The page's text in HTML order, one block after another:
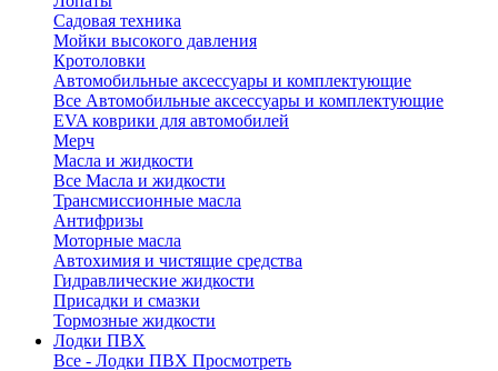
Садовая техника
Мойки высокого давления
Кротоловки
Автомобильные аксессуары и комплектующие
Все Автомобильные аксессуары и комплектующие
EVA коврики для автомобилей
Мерч
Масла и жидкости
Все Масла и жидкости
Трансмиссионные масла
Антифризы
Моторные масла
Автохимия и чистящие средства
Гидравлические жидкости
Присадки и смазки
Тормозные жидкости
Лодки ПВХ
Все - Лодки ПВХ Просмотреть